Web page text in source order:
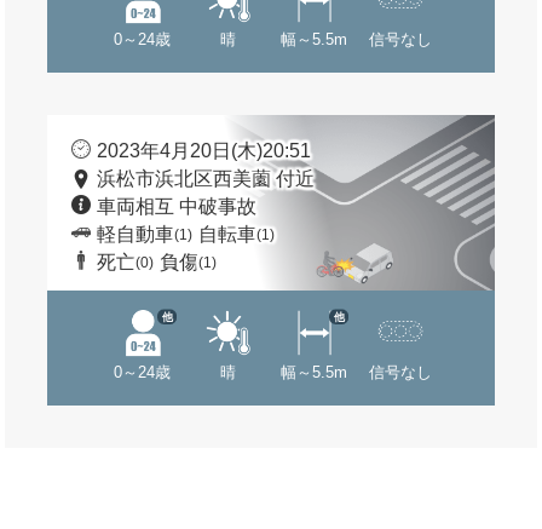
0～24歳 晴 幅～5.5m 信号なし
2023年4月20日(木)20:51
浜松市浜北区西美薗 付近
車両相互 中破事故
軽自動車(1) 自転車(1)
死亡(0) 負傷(1)
0～24歳
他
晴 幅～5.5m
他
信号なし